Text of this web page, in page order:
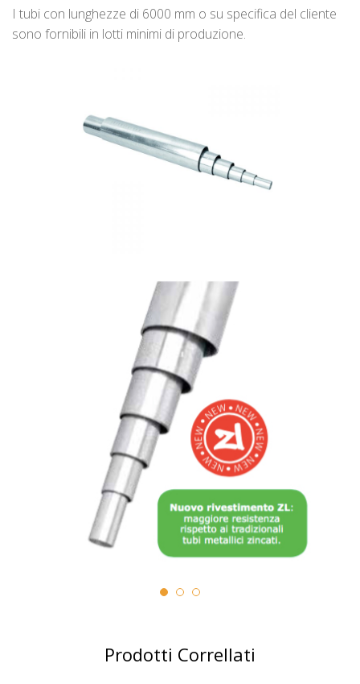
I tubi con lunghezze di 6000 mm o su specifica del cliente
sono fornibili in lotti minimi di produzione.
Prodotti Correllati